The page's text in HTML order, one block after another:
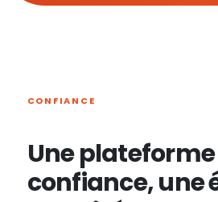
CONFIANCE
Une
confiance, une